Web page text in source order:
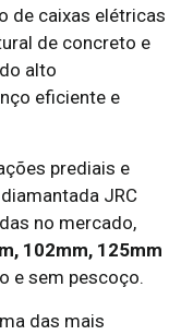
de caixas elétricas
de concreto e
alto
eficiente e
prediais e
JRC
no mercado,
102mm, 125mm
e sem pescoço.
das mais